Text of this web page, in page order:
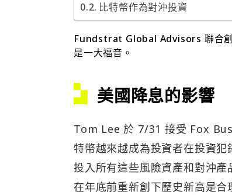
比特幣作為對沖投資
Fundstrat Global Advisors 聯合創
是一大福音。
美國降息的影響
Tom Lee 於 7/31 接受 Fox
特幣越來越成為投資者在投資
投入所有這些風險資產和對沖
在年底前重新創下歷史新高是合